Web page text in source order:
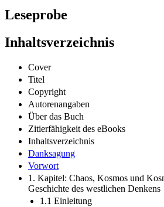
Leseprobe
Inhaltsverzeichnis
Cover
Titel
Copyright
Autorenangaben
Über das Buch
Zitierfähigkeit des eBooks
Inhaltsverzeichnis
Danksagung
Vorwort
1. Kapitel: Chaos, Kosmos und
Geschichte des westlichen Denkens
1.1 Einleitung